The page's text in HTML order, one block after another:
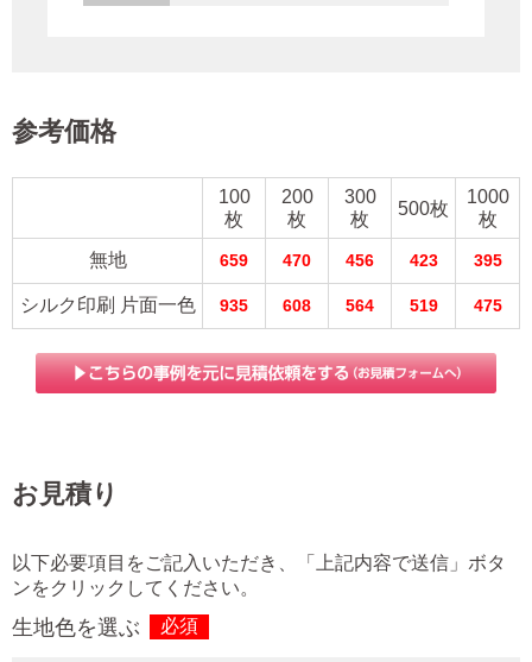
参考価格
100
枚
200
枚
300
枚
500枚
1000
枚
無地
659 470 456 423 395
シルク印刷 片面一色 935 608 564 519 475
お見積り
以下必要項目をご記入いただき、「上記内容で送信」ボタ
ンをクリックしてください。
生地色を選ぶ 必須